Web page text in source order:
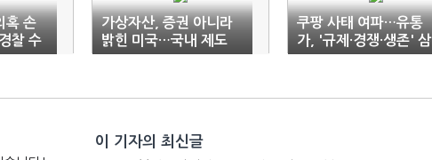
혹 손
찰 수
가상자산, 증권 아니라
밝힌 미국…국내 제도
정비도 급물살?
쿠팡 사태 여파…유통
가, '규제·경쟁·생존' 삼
중 충돌
이 기자의 최신글